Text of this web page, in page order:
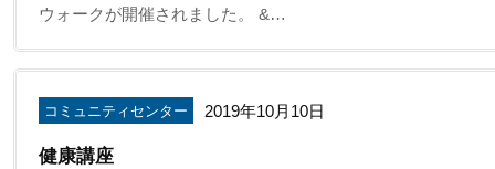
ウォークが開催されました。 &…
コミュニティセンター 2019年10月10日
健康講座